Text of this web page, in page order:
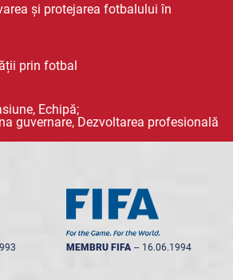
și protejarea fotbalului în
prin fotbal
Echipă;
guvernare, Dezvoltarea profesională
MEMBRU FIFA -- 16.06.1994